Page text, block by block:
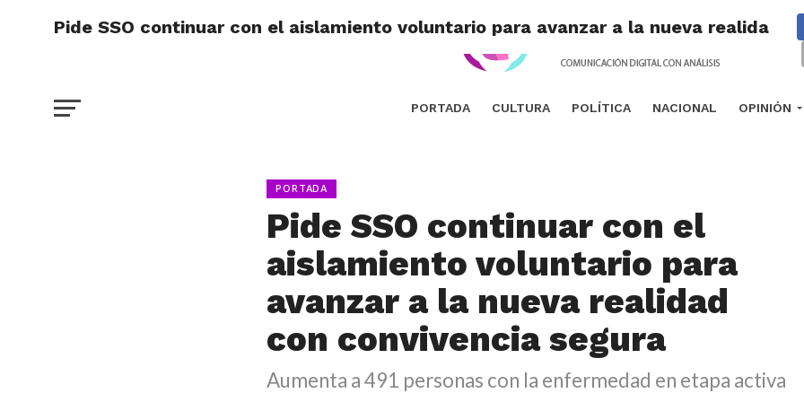
PORTADA CULTURA POLÍTICA NACIONAL OPINIÓN
Pide SSO continuar con el aislamiento voluntario para avanzar a la nueva realidad
PORTADA
Pide SSO continuar con el
aislamiento voluntario para
avanzar a la nueva realidad
con convivencia segura
Aumenta a 491 personas con la enfermedad en etapa activa